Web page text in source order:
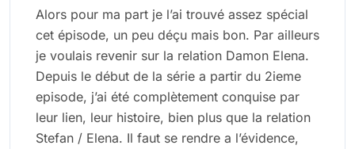
Alors pour ma part je l’ai trouvé assez spécial
cet épisode, un peu déçu mais bon. Par ailleurs
je voulais revenir sur la relation Damon Elena.
Depuis le début de la série a partir du 2ieme
episode, j’ai été complètement conquise par
leur lien, leur histoire, bien plus que la relation
Stefan / Elena. Il faut se rendre a l’évidence,